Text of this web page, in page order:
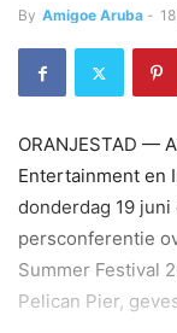
By Amigoe Aruba -
ORANJESTAD —
Entertainment en
donderdag 19
persconferentie
Summer Festival
Pelican Pier,